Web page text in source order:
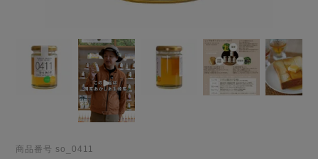
商品番号 so_0411